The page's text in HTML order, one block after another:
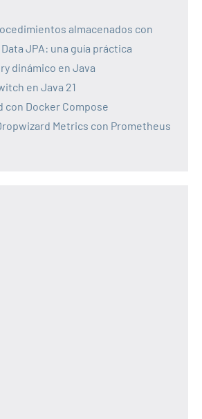
almacenados con
JPA: una guía práctica
dinámico en Java
en Java 21
con Docker Compose
Metrics con Prometheus